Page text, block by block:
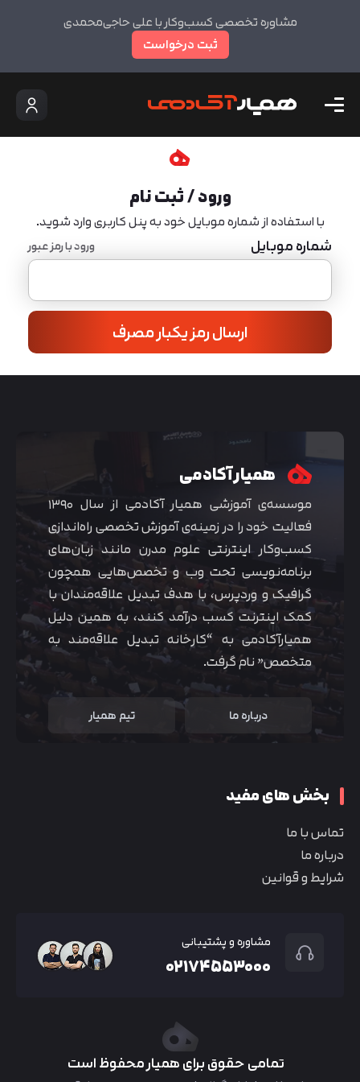
مشاوره تخصصی کسب‌وکار با علی حاجی‌محمدی
ثبت درخواست
ورود / ثبت نام
با استفاده از شماره موبایل خود به پنل کاربری وارد شوید.
شماره موبایل ورود با رمز عبور
ارسال رمز یکبار مصرف
همیار آکادمی
موسسه‌ی آموزشی همیار آکادمی از سال ۱۳۹۰
فعالیت خود را در زمینه‌ی آموزش تخصصی راه‌اندازی
کسب‌و‌کار اینترنتی علوم مدرن مانند زبان‌های
برنامه‌نویسی تحت وب و تخصص‌هایی همچون
گرافیک و وردپرس، با هدف تبدیل علاقه‌مندان با
کمک اینترنت کسب درآمد کنند، به همین دلیل
همیارآکادمی به “کارخانه تبدیل علاقه‌مند به
متخصص” نام گرفت.
درباره ما تیم همیار
بخش های مفید
تماس با ما
درباره ما
شرایط و قوانین
مشاوره و پشتیبانی
۰۲۱۷۴۵۵۳۰۰۰
تمامی حقوق برای همیار محفوظ است
متوجه شدم